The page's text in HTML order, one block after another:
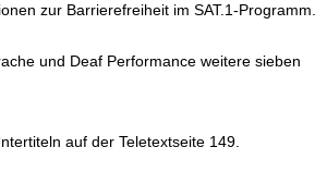
zur Barrierefreiheit im SAT.1-Programm.
und Deaf Performance weitere sieben
auf der Teletextseite 149.